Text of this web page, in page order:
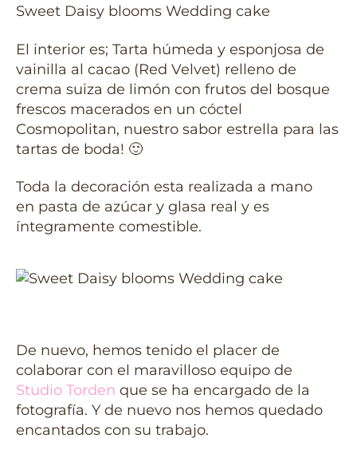
Sweet Daisy blooms Wedding cake
El interior es; Tarta húmeda y esponjosa de
vainilla al cacao (Red Velvet) relleno de
crema suiza de limón con frutos del bosque
frescos macerados en un cóctel
Cosmopolitan, nuestro sabor estrella para las
tartas de boda! 🙂
Toda la decoración esta realizada a mano
en pasta de azúcar y glasa real y es
íntegramente comestible.
De nuevo, hemos tenido el placer de
colaborar con el maravilloso equipo de
Studio Torden que se ha encargado de la
fotografía. Y de nuevo nos hemos quedado
encantados con su trabajo.